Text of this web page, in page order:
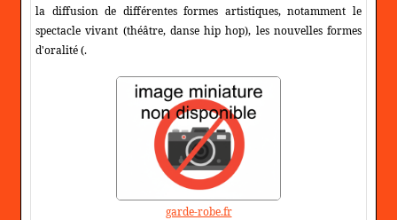
la diffusion de différentes formes artistiques, notamment le
spectacle vivant (théâtre, danse hip hop), les nouvelles formes
d'oralité (.
garde-robe.fr